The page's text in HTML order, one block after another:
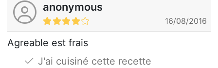
anonymous
16/08/2016
Agreable est frais
J'ai cuisiné cette recette